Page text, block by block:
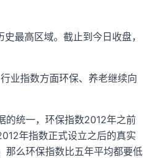
最高区域。截止到今日收盘，
业指数方面环保、养老继续向
的统一，环保指数2012年之前
年指数正式设立之后的真实
那么环保指数比五年平均都要低